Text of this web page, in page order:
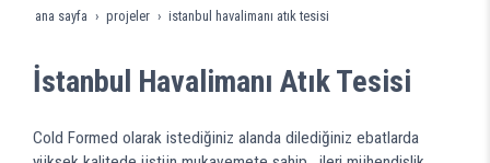
ana sayfa projeler i̇stanbul havalimanı atık tesisi
İstanbul Havalimanı Atık Tesisi
Cold Formed olarak istediğiniz alanda dilediğiniz ebatlarda